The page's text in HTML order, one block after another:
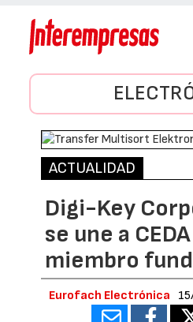
ACTUALIDAD
Digi-Key
se une a
miembro
Eurofach Electrónica